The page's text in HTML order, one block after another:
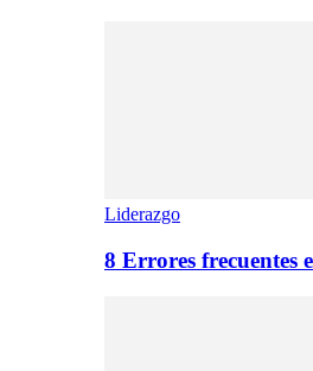
Liderazgo
8 Errores frecuentes